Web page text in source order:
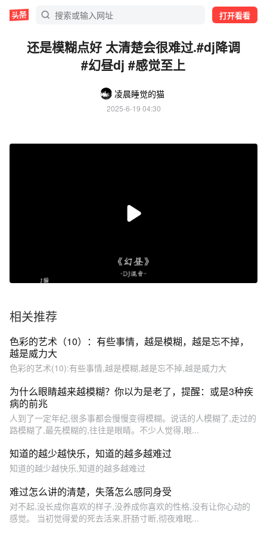
打开看看
还是模糊点好 太清楚会很难过.#dj降调
#幻昼dj #感觉至上
凌晨睡觉的猫
2025-6-19 04:30
相关推荐
色彩的艺术（10）：有些事情，越是模糊，越是忘不掉，
越是威力大
色彩的艺术(10):有些事情,越是模糊,越是忘不掉,越是威力大
为什么眼睛越来越模糊？你以为是老了，提醒：或是3种疾
病的前兆
人到了一定年纪,很多事都会慢慢变得模糊。说话的人模糊了,走过的
路模糊了,最先模糊的,往往是眼睛。不少人觉得,眼...
知道的越少越快乐，知道的越多越难过
知道的越少越快乐,知道的越多越难过
难过怎么讲的清楚，失落怎么感同身受
对不起,没长成你喜欢的样子,没养成你喜欢的性格,没有让你心动的
感觉。 当初觉得爱的死去活来,肝肠寸断,彻夜难眠...